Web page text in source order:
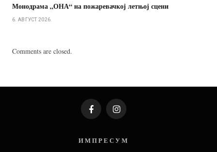
Монодрама „ОНА“ на пожаревачкој летњој сцени
6. АВГУСТ 2026.
Comments are closed.
FacebookInstagram
И М П Р Е С У М